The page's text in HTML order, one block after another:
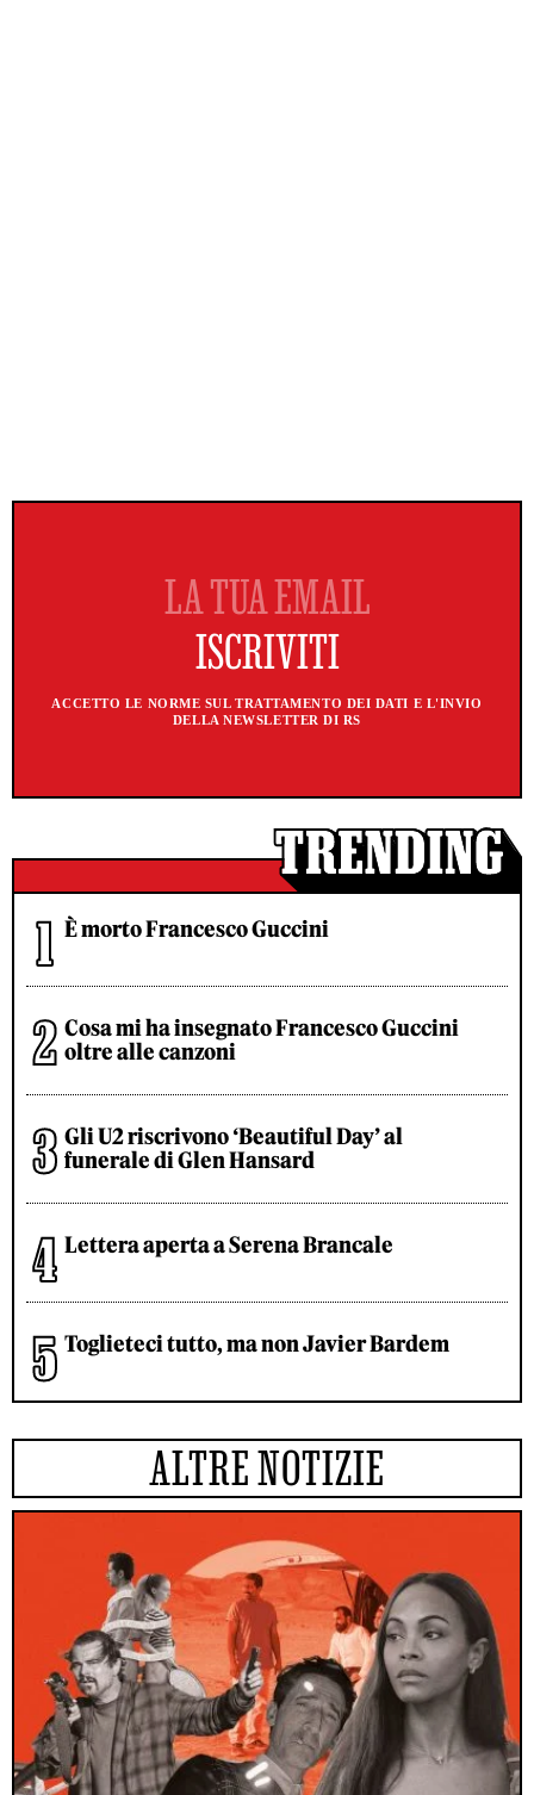
ACCETTO LE NORME SUL TRATTAMENTO DEI DATI E L'INVIO
DELLA NEWSLETTER DI RS
È morto Francesco Guccini
Cosa mi ha insegnato Francesco Guccini
oltre alle canzoni
Gli U2 riscrivono ‘Beautiful Day’ al
funerale di Glen Hansard
Lettera aperta a Serena Brancale
Toglieteci tutto, ma non Javier Bardem
ALTRE NOTIZIE